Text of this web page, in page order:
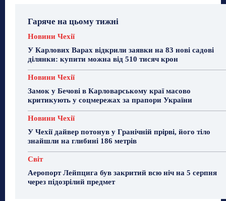
Гаряче на цьому тижні
Новини Чехії
У Карлових Варах відкрили заявки на 83 нові садові
ділянки: купити можна від 510 тисяч крон
Новини Чехії
Замок у Бечові в Карловарському краї масово
критикують у соцмережах за прапори України
Новини Чехії
У Чехії дайвер потонув у Гранічній прірві, його тіло
знайшли на глибині 186 метрів
Світ
Аеропорт Лейпцига був закритий всю ніч на 5 серпня
через підозрілий предмет